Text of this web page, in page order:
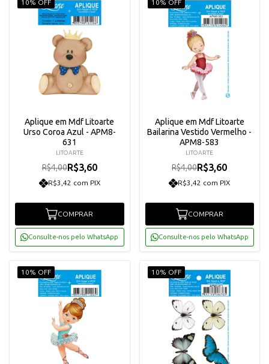
10% OFF
Aplique em Mdf Litoarte
Urso Coroa Azul - APM8-
631
LITOARTE
R$4,00R$3,60
R$3,42 com PIX
COMPRAR
Consulte-nos pelo WhatsApp
10% OFF
Aplique em Mdf Litoarte
Bailarina Vestido Vermelho -
APM8-583
LITOARTE
R$4,00R$3,60
R$3,42 com PIX
COMPRAR
Consulte-nos pelo WhatsApp
10% OFF 10% OFF